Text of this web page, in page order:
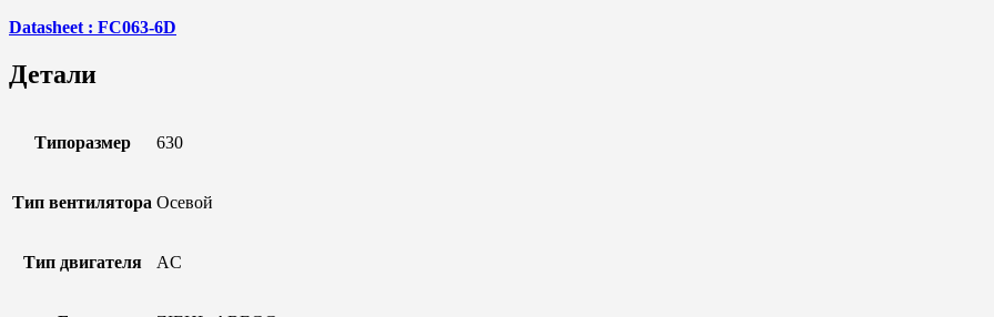
Datasheet : FC063-6D
Детали
Типоразмер 630
Тип вентилятора Осевой
Тип двигателя AC